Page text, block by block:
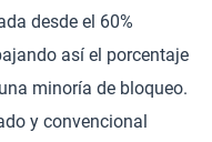
desde el 60%
así el porcentaje
minoría de bloqueo.
y convencional